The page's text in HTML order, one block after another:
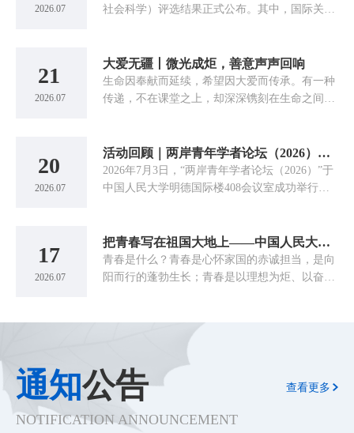
2026.07
社会科学）评选结果正式公布。其中，国际关系
21
2026.07
大爱无疆丨微光成炬，善意声声回响
生命因奉献而延续，希望因大爱而传承。有一种
传递，不在课堂之上，却深深镌刻在生命之间；
20
2026.07
活动回顾｜两岸青年学者论坛（2026）成功举办
2026年7月3日，“两岸青年学者论坛（2026）”于
中国人民大学明德国际楼408会议室成功举行。
17
2026.07
把青春写在祖国大地上——中国人民大学国际关系学院七名学子入选西部计划与研究生支教团
青春是什么？青春是心怀家国的赤诚担当，是向
阳而行的蓬勃生长；青春是以理想为炬、以奋斗
代青年的青春，从来与祖国发展同频、与时代浪
潮同向。最动人的青春模样，是奔赴山海、服务
家国，将个人微光汇入时代星河，让青春价值在
祖国最需要的地方熠熠生辉。
通知公告
NOTIFICATION ANNOUNCEMENT
查看更多